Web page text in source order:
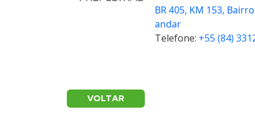
BR 405, KM 153,
andar
Telefone: +55 (84)
VOLTAR